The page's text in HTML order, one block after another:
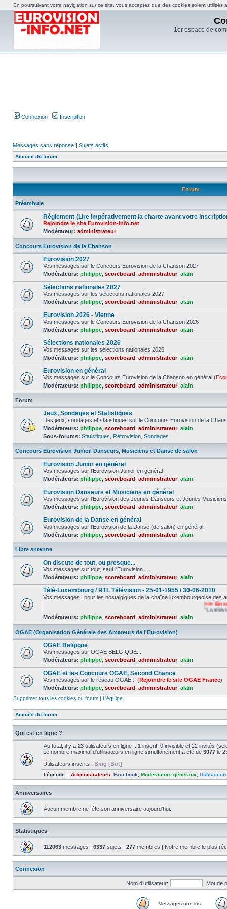
1er espace de
Connexion Inscription
Messages sans réponse | Sujets actifs
Accueil du forum
Forum
Préambule
Règlement (Lire impérativement la charte avant votre
Rejoindre le site Eurovision-Info.net
Modérateur: administrateur
Concours Eurovision de la Chanson
Eurovision 2027
Vos messages sur le Concours Eurovision de la Chanson 2027
Modérateurs: philippe scoreboard administrateur, alain
Sélections nationales 2027
Vos messages sur les sélections nationales 2027
Modérateurs: philippe scoreboard administrateur, alain
Eurovision 2026 - Vienne
Vos messages sur le Concours Eurovision de la Chanson 2026
Modérateurs: philippe scoreboard administrateur, alain
Sélections nationales 2026
Vos messages sur les sélections nationales 2026
Modérateurs: philippe scoreboard administrateur, alain
Eurovision en général
Vos messages sur le Concours Eurovision de la Chanson en général (
Modérateurs: philippe scoreboard administrateur, alain
Forum
Jeux, Sondages et Statistiques
Des jeux, sondages et statistiques sur le Concours Eurovision de la
Modérateurs: philippe scoreboard administrateur, alain
Sous-forums: Statistiques Rétrovision Sondages
Concours Eurovision Junior, Danseurs, Musiciens et Danse de salon
Eurovision Junior en général
Vos messages sur l'Eurovision Junior en général
Modérateurs: philippe scoreboard administrateur, alain
Eurovision Danseurs et Musiciens en général
Vos messages sur l'Eurovision des Jeunes Danseurs et Jeunes
Modérateurs: philippe scoreboard administrateur, alain
Eurovision de la Danse en général
Vos messages sur l'Eurovision de la Danse (de salon) en général
Modérateurs: philippe scoreboard administrateur, alain
Libre antenne
On discute de tout, ou presque...
Vos messages sur tout, sauf l'Eurovision...
Modérateurs: philippe scoreboard administrateur, alain
Télé-Luxembourg / RTL Télévision - 25-01-1955 / 30-06-2010
Vos messages ; pour les nostalgiques de la chaîne luxembourgeoise des
>>> En
"La
Modérateurs: philippe scoreboard administrateur, alain
OGAE (Organisation Générale des Amateurs de l'Eurovision)
OGAE Belgique
Vos messages sur OGAE BELGIQUE...
Modérateurs: philippe scoreboard administrateur, alain
OGAE et les Concours OGAE, Second Chance
Vos messages sur le réseau OGAE... (Rejoindre le site OGAE France)
Modérateurs: philippe scoreboard administrateur, alain
Supprimer tous les cookies du forum | L’équipe
Accueil du forum
Qui est en ligne ?
Au total, il y a 23 utilisateurs en ligne :: 1 inscrit, 0 invisible et 22 invités
Le nombre maximal d’utilisateurs en ligne simultanément a été de 3077 le
Utilisateurs inscrits : Bing [Bot]
Légende :: Administrateurs Facebook Modérateurs généraux
Anniversaires
Aucun membre ne fête son anniversaire aujourd’hui.
Statistiques
112063 messages | 6337 sujets | 277 membres | Notre membre le plus
Connexion
Nom d’utilisateur: Mot de
Messages non lus
En poursuivant votre navigation sur ce site, vous acceptez que des cookies soient